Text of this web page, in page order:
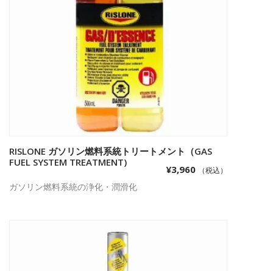
お買い物カゴに追加
RISLONE ガソリン燃料系統トリートメント（GAS
FUEL SYSTEM TREATMENT)
¥3,960 （税込）
ガソリン燃料系統の浄化・潤滑化